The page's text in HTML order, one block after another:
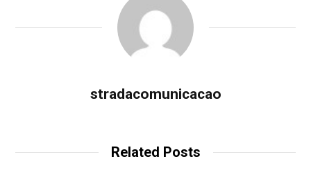
stradacomunicacao
Related Posts